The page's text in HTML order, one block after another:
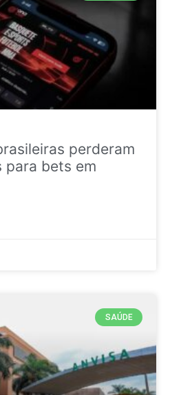
perderam
para bets em
SAÚDE